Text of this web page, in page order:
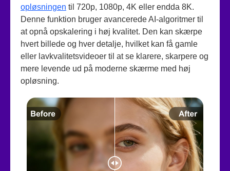
opløsningen til 720p, 1080p, 4K eller endda 8K.
Denne funktion bruger avancerede AI-algoritmer til
at opnå opskalering i høj kvalitet. Den kan skærpe
hvert billede og hver detalje, hvilket kan få gamle
eller lavkvalitetsvideoer til at se klarere, skarpere og
mere levende ud på moderne skærme med høj
opløsning.